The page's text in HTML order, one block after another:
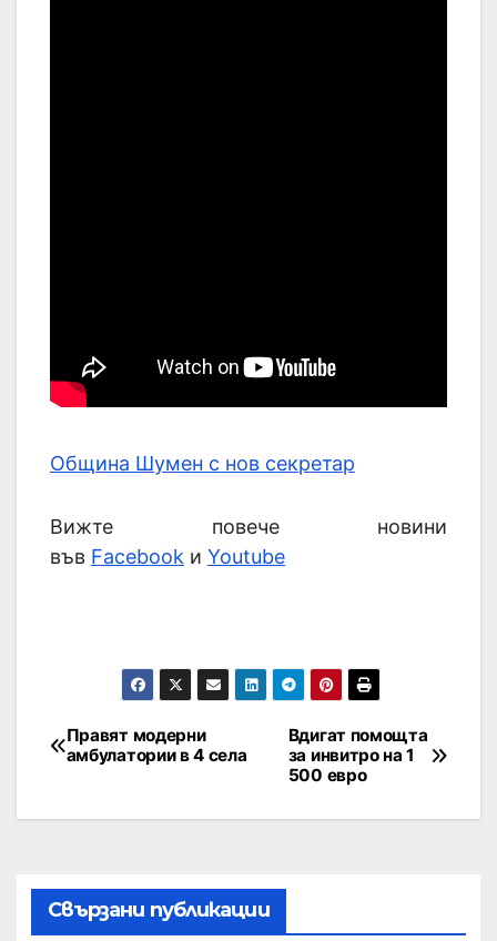
Община Шумен с нов секретар
Вижте повече новини
във Facebook и Youtube
Вдигат помощта
за инвитро на 1
500 евро
Правят модерни
амбулатории в 4 села
Свързани публикации